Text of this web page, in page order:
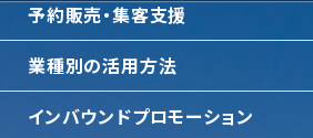
予約販売・集客支援
業種別の活用方法
インバウンドプロモーション